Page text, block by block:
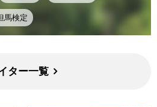
馬検定
ター一覧